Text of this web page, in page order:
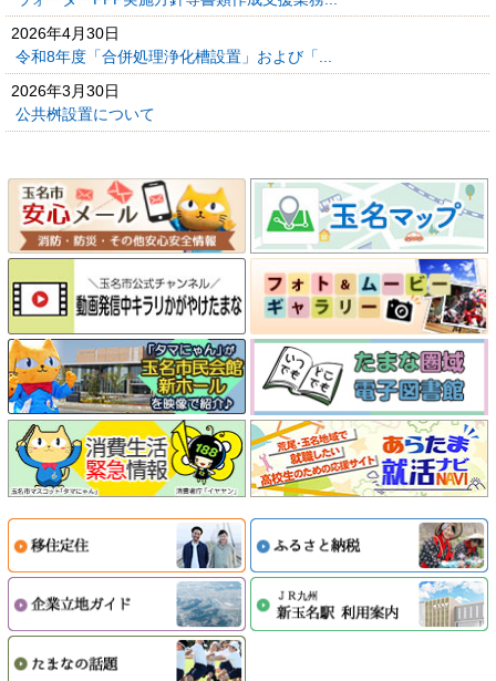
2026年4月30日
令和8年度「合併処理浄化槽設置」および「...
2026年3月30日
公共桝設置について